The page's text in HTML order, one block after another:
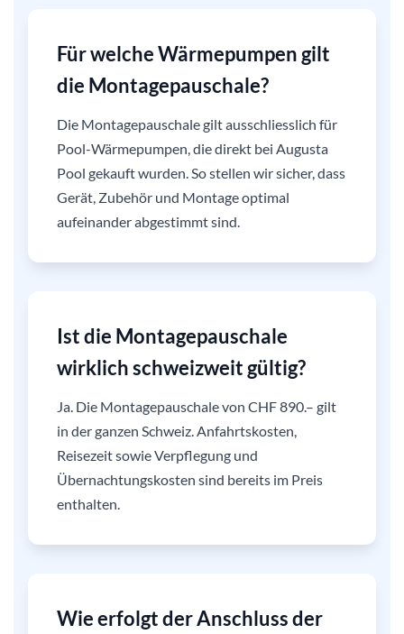
Für welche Wärmepumpen gilt
die Montagepauschale?
Die Montagepauschale gilt ausschliesslich für
Pool-Wärmepumpen, die direkt bei Augusta
Pool gekauft wurden. So stellen wir sicher, dass
Gerät, Zubehör und Montage optimal
aufeinander abgestimmt sind.
Ist die Montagepauschale
wirklich schweizweit gültig?
Ja. Die Montagepauschale von CHF 890.– gilt
in der ganzen Schweiz. Anfahrtskosten,
Reisezeit sowie Verpflegung und
Übernachtungskosten sind bereits im Preis
enthalten.
Wie erfolgt der Anschluss der